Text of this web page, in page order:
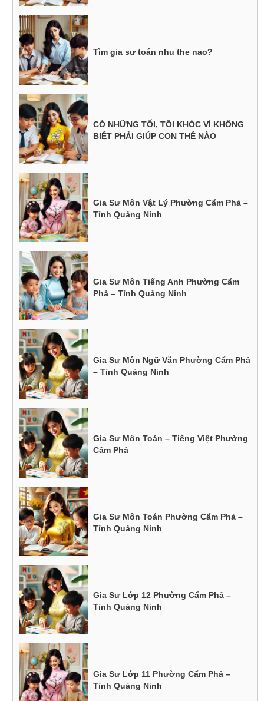
Tìm gia sư toán nhu the nao?
CÓ NHỮNG TỐI, TÔI KHÓC VÌ KHÔNG
BIẾT PHẢI GIÚP CON THẾ NÀO
Gia Sư Môn Vật Lý Phường Cẩm Phả –
Tỉnh Quảng Ninh
Gia Sư Môn Tiếng Anh Phường Cẩm
Phả – Tỉnh Quảng Ninh
Gia Sư Môn Ngữ Văn Phường Cẩm Phả
– Tỉnh Quảng Ninh
Gia Sư Môn Toán – Tiếng Việt Phường
Cẩm Phả
Gia Sư Môn Toán Phường Cẩm Phả –
Tỉnh Quảng Ninh
Gia Sư Lớp 12 Phường Cẩm Phả –
Tỉnh Quảng Ninh
Gia Sư Lớp 11 Phường Cẩm Phả –
Tỉnh Quảng Ninh